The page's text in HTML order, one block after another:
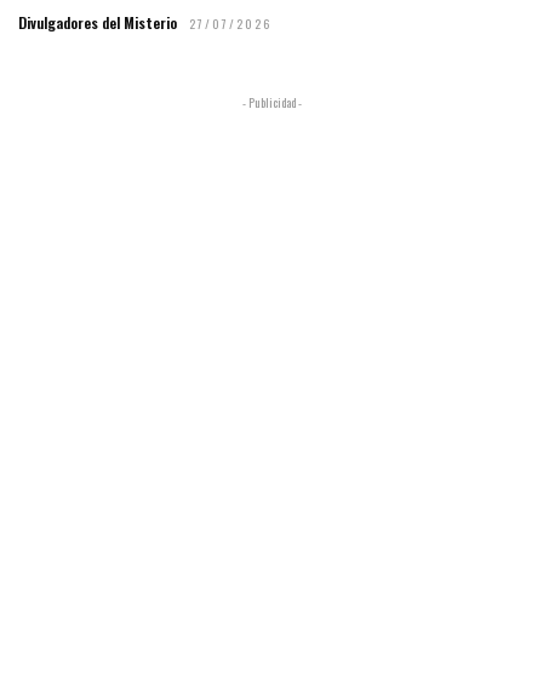
Divulgadores del Misterio 27/07/2026
- Publicidad -